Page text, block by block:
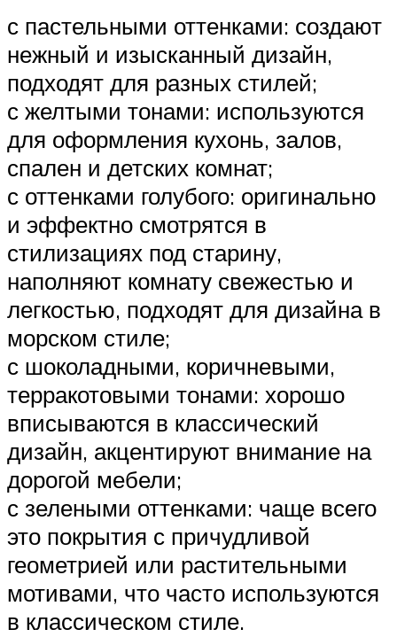
с пастельными оттенками: создают
нежный и изысканный дизайн,
подходят для разных стилей;
с желтыми тонами: используются
для оформления кухонь, залов,
спален и детских комнат;
с оттенками голубого: оригинально
и эффектно смотрятся в
стилизациях под старину,
наполняют комнату свежестью и
легкостью, подходят для дизайна в
морском стиле;
с шоколадными, коричневыми,
терракотовыми тонами: хорошо
вписываются в классический
дизайн, акцентируют внимание на
дорогой мебели;
с зелеными оттенками: чаще всего
это покрытия с причудливой
геометрией или растительными
мотивами, что часто используются
в классическом стиле.